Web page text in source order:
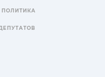
ПОЛИТИКА